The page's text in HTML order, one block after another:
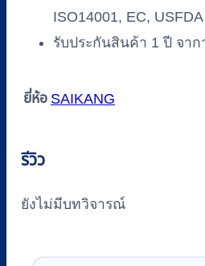
ISO14001, EC, USFDA
รับประกันสินค้า 1 ปี จา
ยี่ห้อ SAIKANG
รีวิว
ยังไม่มีบทวิจารณ์